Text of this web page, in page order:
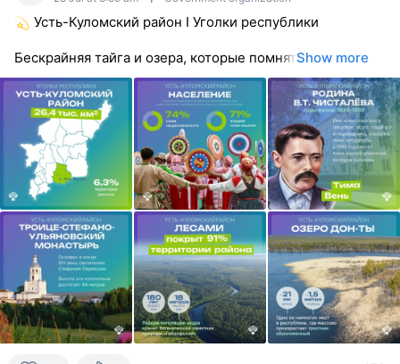
Усть-Куломский район I Уголки республики
Бескрайняя тайга и озера, которые помнятShow more